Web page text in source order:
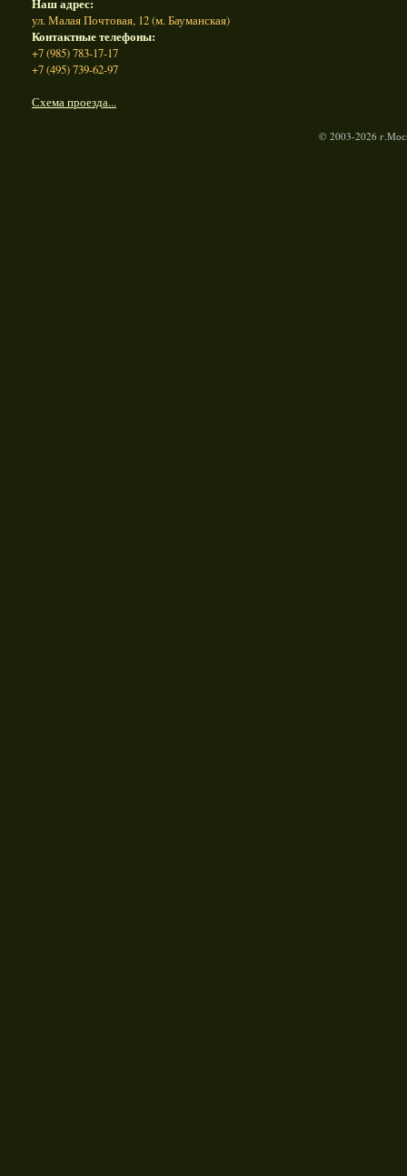
Наш адрес:
ул. Малая Почтовая, 12 (м. Бауманская)
Контактные телефоны:
+7 (985) 783-17-17
+7 (495) 739-62-97
Схема проезда...
© 2003-2026